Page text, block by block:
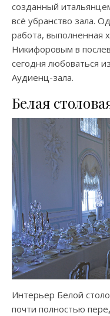
созданный
всё убранство зала.
работа,
Никифоровым в
сегодня любоваться
Аудиенц-зала.
Белая
Интерьер Белой
почти полностью